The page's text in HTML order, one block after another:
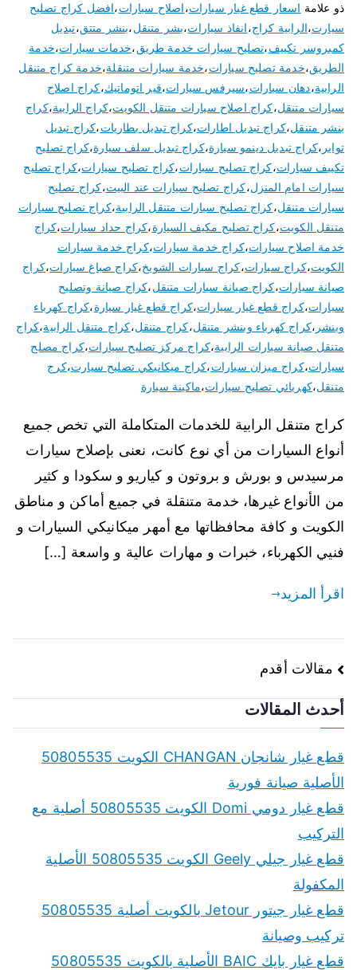
ذو علامة اسعار قطع غيار سيارات،اصلاح سيارات،افضل كراج تصليح
سيارت،الرابية كراج،انفاذ سيارات،بشر متنقل،بنشر متتق،تبديل
كمبروسر تكييف،تصليح سيارات خدمة طريق،خدمات سيارات،خدمة
الطريق،خدمة تصليح سيارات،خدمة سيارات متنقلة،خدمة كراج متنقل
الرابية،دهان سيارات،سيرفس سيارات،قير اتوماتيك،كراج اصلاح
سيارات متنقل،كراج اصلاح سيارات متنقل الكويت،كراج الرابية،كراج
بنشر متنقل،كراج تبديل اطارات،كراج تبديل بطاريات،كراج تبديل
تواير ،كراج تبديل دينمو سيارة،كراج تبديل سلف سيارة،كراج تصليح
تكييف سيارات،كراج تصليح سبارات،كراج تصليح سيارات،كراج تصليح
سيارات امام المنزل،كراج تصليح سيارات عند البيت،كراج تصليح
سيارات متنقل،كراج تصليح سيارات متنقل الرابية،كراج تصليح سيارات
متنقل الكويت،كراج تصليح مكيف السيارة،كراج حداد سيارات،كراج
خدمة اصلاح سيارات،كراج خدمة سيارات،كراج خدمة سيارات
الكويت،كراج سيارات،كراج سيارات الشويخ،كراج صباغ سيارات،كراج
صيانة سيارات،كراج صيانة سيارات متنقل،كراج صيانة وتصليح
سيارات،كراج قطع غيار سيارات،كراج قطع غيار سيارة،كراج كهرباء
وبنشر ،كراج كهرباء وبنشر متنقل،كراج متنقل،كراج متنقل الرابية،كراج
متنقل صيانة سيارات الرابية،كراج مركز تصليح سيارات،كراج مصلح
سيارات،كراج ميزان سيارات،كراج ميكانيكي تصليح سيارت،كرج
متنقل،كهربائي تصليح سيارات،ماكينة سيارة
كراج متنقل الرابية للخدمات المتكاملة التي تخص جميع
أنواع السيارات من أي نوع كانت، نعنى بإصلاح سيارات
مرسيدس و بورش و بروتون و كياريو و سكودا و كثير
من الأنواع غيرها، خدمة متنقلة في جميع أماكن و مناطق
الكويت و كافة محافظاتها مع أمهر ميكانيكي السيارات و
فنيي الكهرباء، خبرات و مهارات عالية و واسعة […]
اقرأ المزيد
تصفّح
المقالات
مقالات أقدم
أحدث المقالات
قطع غيار شانجان CHANGAN الكويت 50805535
الأصلية صيانة فورية
قطع غيار دومي Domi الكويت 50805535 أصلية مع
التركيب
قطع غيار جيلي Geely الكويت 50805535 الأصلية
المكفولة
قطع غيار جيتور Jetour بالكويت أصلية 50805535
تركيب وصيانة
قطع غيار بايك BAIC الأصلية بالكويت 50805535